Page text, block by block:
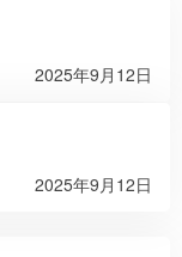
2025年9月12日
2025年9月12日